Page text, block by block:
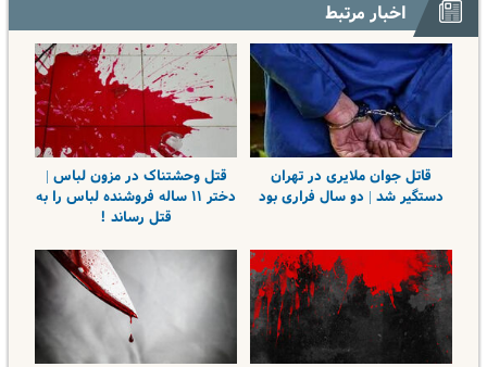
اخبار مرتبط
قاتل جوان ملایری در تهران
دستگیر شد | دو سال فراری بود
قتل وحشتناک در مزون لباس |
دختر ۱۱ ساله فروشنده لباس را به
قتل رساند !